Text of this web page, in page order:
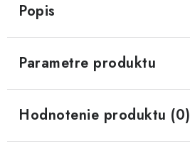
Popis
Parametre produktu
Hodnotenie produktu (0)